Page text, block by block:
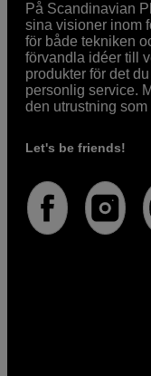
På Scandinavian
sina visioner inom
för både tekniken
förvandla idéer till
produkter för det
personlig service.
den utrustning
Let's be friends!